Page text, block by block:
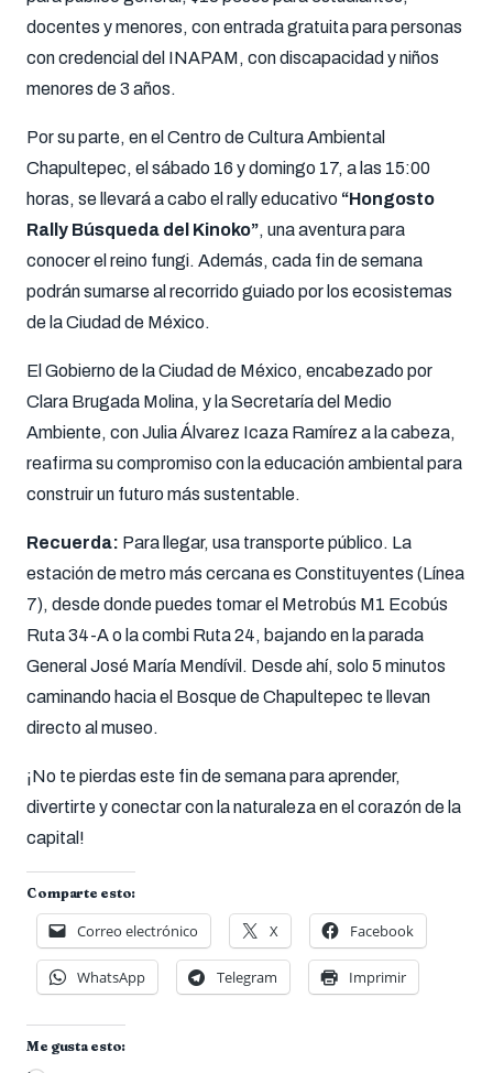
docentes y menores, con entrada gratuita para personas
con credencial del INAPAM, con discapacidad y niños
menores de 3 años.
Por su parte, en el Centro de Cultura Ambiental
Chapultepec, el sábado 16 y domingo 17, a las 15:00
horas, se llevará a cabo el rally educativo “Hongosto
Rally Búsqueda del Kinoko”, una aventura para
conocer el reino fungi. Además, cada fin de semana
podrán sumarse al recorrido guiado por los ecosistemas
de la Ciudad de México.
El Gobierno de la Ciudad de México, encabezado por
Clara Brugada Molina, y la Secretaría del Medio
Ambiente, con Julia Álvarez Icaza Ramírez a la cabeza,
reafirma su compromiso con la educación ambiental para
construir un futuro más sustentable.
Recuerda: Para llegar, usa transporte público. La
estación de metro más cercana es Constituyentes (Línea
7), desde donde puedes tomar el Metrobús M1 Ecobús
Ruta 34-A o la combi Ruta 24, bajando en la parada
General José María Mendívil. Desde ahí, solo 5 minutos
caminando hacia el Bosque de Chapultepec te llevan
directo al museo.
¡No te pierdas este fin de semana para aprender,
divertirte y conectar con la naturaleza en el corazón de la
capital!
Comparte esto:
Correo electrónico X Facebook
WhatsApp Telegram Imprimir
Me gusta esto: